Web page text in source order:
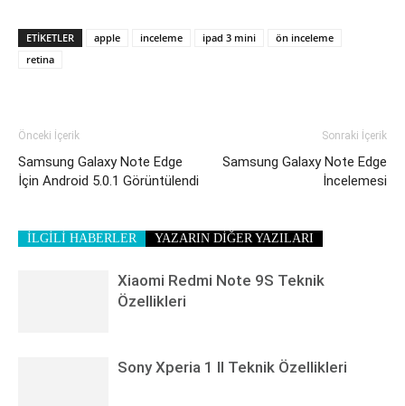
ETIKETLER apple inceleme ipad 3 mini
ön inceleme
retina
Önceki İçerik
Samsung Galaxy Note Edge
İçin Android 5.0.1 Görüntülendi
Sonraki İçerik
Samsung Galaxy Note Edge
İncelemesi
İLGİLİ HABERLER YAZARIN DİĞER YAZILARI
Xiaomi Redmi Note 9S Teknik
Özellikleri
Sony Xperia 1 II Teknik Özellikleri